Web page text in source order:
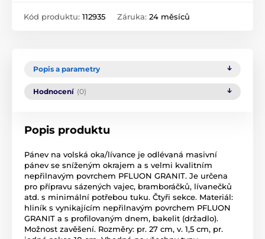
Kód produktu: 112935 Záruka: 24 měsíců
Popis a parametry
Hodnocení (0)
Popis produktu
Pánev na volská oka/lívance je odlévaná masivní
pánev se sníženým okrajem a s velmi kvalitním
nepřilnavým povrchem PFLUON GRANIT. Je určena
pro přípravu sázených vajec, bramboráčků, lívanečků
atd. s minimální potřebou tuku. Čtyři sekce. Materiál:
hliník s vynikajícím nepřilnavým povrchem PFLUON
GRANIT a s profilovaným dnem, bakelit (držadlo).
Možnost zavěšení. Rozměry: pr. 27 cm, v. 1,5 cm, pr.